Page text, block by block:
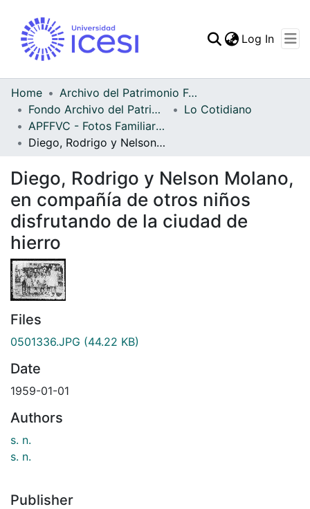
Statistics
Log In
Home
Archivo del Patrimonio Fotográfico y Fílmico del Valle del Cauca
Fondo Archivo del Patrimonio Fotográfico y Fílmico del Valle del Cauca
Lo Cotidiano
APFFVC - Fotos Familiares - Patrimonial
Diego, Rodrigo y Nelson Molano, en compañía de otros niños disfrutando de la ciudad de hierro
Diego, Rodrigo y Nelson Molano,
en compañía de otros niños
disfrutando de la ciudad de
hierro
Files
0501336.JPG (44.22 KB)
Date
1959-01-01
Authors
s. n.
s. n.
Publisher